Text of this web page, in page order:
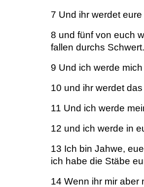
7 Und ihr werdet
8 und fünf von euch
fallen durchs Schwert.
9 Und ich werde
10 und ihr werdet
11 Und ich werde
12 und ich werde in
13 Ich bin Jahwe,
ich habe die Stäbe
14 Wenn ihr mir aber